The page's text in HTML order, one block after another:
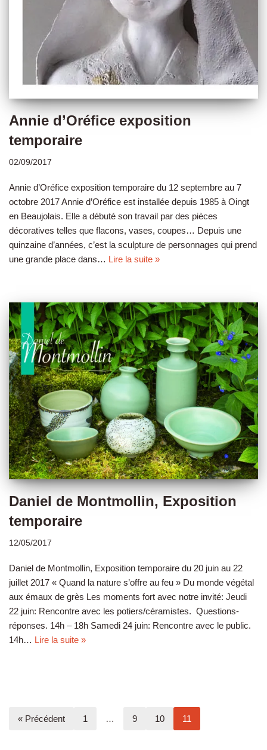
Annie d’Oréfice exposition
temporaire
02/09/2017
Annie d’Oréfice exposition temporaire du 12 septembre au 7
octobre 2017 Annie d’Oréfice est installée depuis 1985 à Oingt
en Beaujolais. Elle a débuté son travail par des pièces
décoratives telles que flacons, vases, coupes… Depuis une
quinzaine d’années, c’est la sculpture de personnages qui prend
une grande place dans… Lire la suite »
Daniel de Montmollin, Exposition
temporaire
12/05/2017
Daniel de Montmollin, Exposition temporaire du 20 juin au 22
juillet 2017 « Quand la nature s’offre au feu » Du monde végétal
aux émaux de grès Les moments fort avec notre invité: Jeudi
22 juin: Rencontre avec les potiers/céramistes. Questions-
réponses. 14h – 18h Samedi 24 juin: Rencontre avec le public.
14h… Lire la suite »
« Précédent 1 … 9 10 11